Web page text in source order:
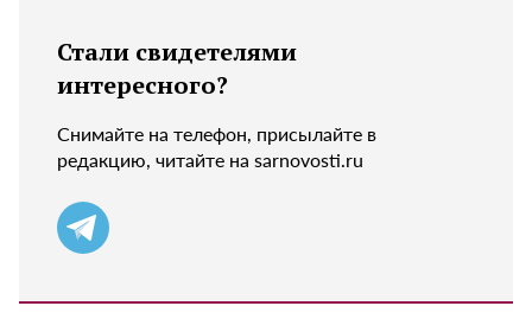
Стали свидетелями
интересного?
Снимайте на телефон, присылайте в
редакцию, читайте на sarnovosti.ru